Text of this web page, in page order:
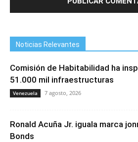
Noticias Relevantes
Comisión de Habitabilidad ha
51.000 mil infraestructuras
Venezuela 7 agosto, 2026
Ronald Acuña Jr. iguala marca
Bonds